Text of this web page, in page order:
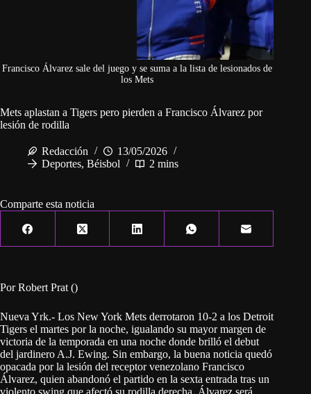
Francisco Álvarez sale del juego y se suma a la lista de lesionados de
los Mets
Mets aplastan a Tigers pero pierden a Francisco Álvarez por
lesión de rodilla
Redacción
13/05/2026
Deportes, Béisbol 2 mins
Comparte esta noticia
Por Robert Prat ()
Nueva Yrk.- Los New York Mets derrotaron 10-2 a los Detroit
Tigers el martes por la noche, igualando su mayor margen de
victoria de la temporada en una noche donde brilló el debut
del jardinero A.J. Ewing. Sin embargo, la buena noticia quedó
opacada por la lesión del receptor venezolano Francisco
Álvarez, quien abandonó el partido en la sexta entrada tras un